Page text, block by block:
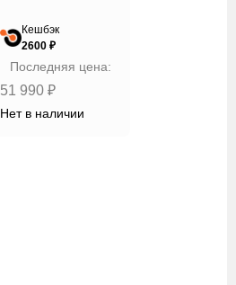
Кешбэк
2600 ₽
Последняя цена:
51 990 ₽
Нет в наличии